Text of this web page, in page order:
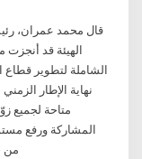
الهيئة قد
نهاية الإطار
متاحة لجميع
المشاركة ورفع
من